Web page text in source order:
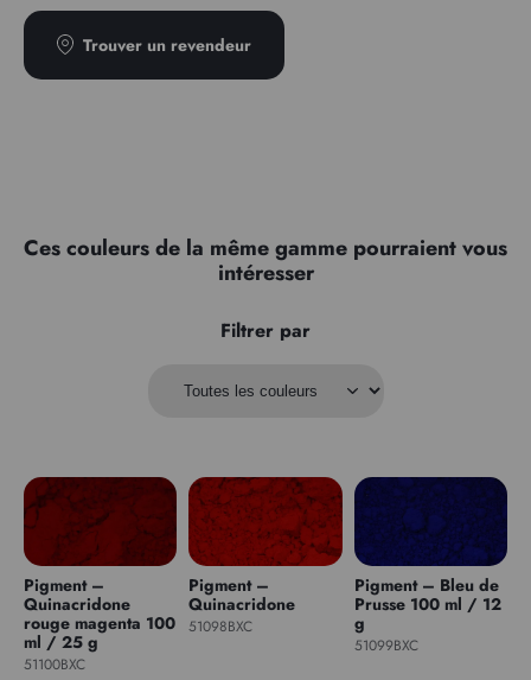
Trouver un revendeur
Ces couleurs de la même gamme pourraient vous
intéresser
Filtrer par
Pigment –
Quinacridone
rouge magenta 100
ml / 25 g
51100BXC
Pigment –
Quinacridone
51098BXC
Pigment – Bleu de
Prusse 100 ml / 12
g
51099BXC